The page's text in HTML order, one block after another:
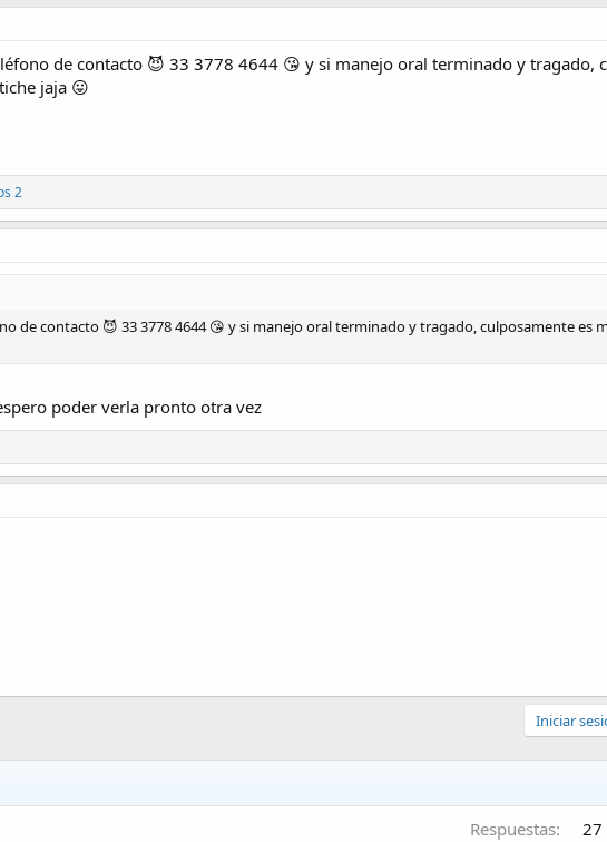
de contacto 😈 33 3778 4644 😘 y si manejo oral terminado y tragado,
jaja 😛
2
de contacto 😈 33 3778 4644 😘 y si manejo oral terminado y tragado, culposamente es
poder verla pronto otra vez
Iniciar
Respuestas 27